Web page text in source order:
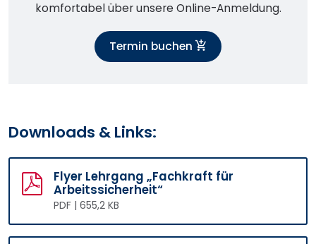
komfortabel über unsere Online-Anmeldung.
Termin buchen
Downloads & Links:
Flyer Lehrgang „Fachkraft für
Arbeitssicherheit“
PDF | 655,2 KB